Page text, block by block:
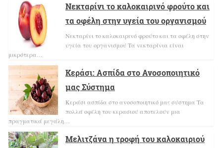
Νεκταρίνι το καλοκαιρινό φρούτο και
τα οφέλη στην υγεία του οργανισμού
Νεκταρίνι το καλοκαιρινό φρούτο και τα οφέλη στην
υγεία του οργανισμού Τα νεκταρίνια είναι
μικρότερα…
Κεράσι: Ασπίδα στο Ανοσοποιητικό
μας Σύστημα
Κεράσι ασπίδα στο ανοσοποιητικό μας σύστημα Τα
πολλά οφέλη του κερασιού αποτελούν μια
πραγματικά μεγάλη…
Μελιτζάνα η τροφή του καλοκαιριού